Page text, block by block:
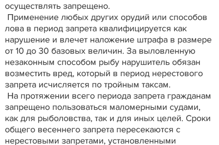
осуществлять запрещено.
Применение любых других орудий или способов
лова в период запрета квалифицируется как
нарушение и влечет наложение штрафа в размере
от 10 до 30 базовых величин. За выловленную
незаконным способом рыбу нарушитель обязан
возместить вред, который в период нерестового
запрета исчисляется по тройным таксам.
На протяжении всего периода запрета гражданам
запрещено пользоваться маломерными судами,
как для рыболовства, так и для иных целей. Сроки
общего весеннего запрета пересекаются с
нерестовыми запретами, установленными